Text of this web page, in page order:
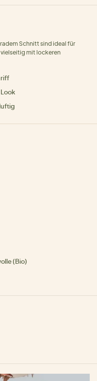
Schnitt sind ideal für
vielseitig mit lockeren
(Bio)